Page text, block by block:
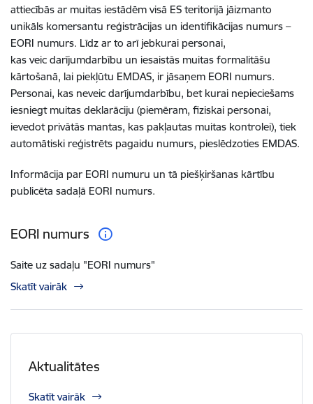
attiecībās ar muitas iestādēm visā ES teritorijā jāizmanto
unikāls komersantu reģistrācijas un identifikācijas numurs –
EORI numurs. Līdz ar to arī jebkurai personai,
kas veic darījumdarbību un iesaistās muitas formalitāšu
kārtošanā, lai piekļūtu EMDAS, ir jāsaņem EORI numurs.
Personai, kas neveic darījumdarbību, bet kurai nepieciešams
iesniegt muitas deklarāciju (piemēram, fiziskai personai,
ievedot privātās mantas, kas pakļautas muitas kontrolei), tiek
automātiski reģistrēts pagaidu numurs, pieslēdzoties EMDAS.
Informācija par EORI numuru un tā piešķiršanas kārtību
publicēta sadaļā EORI numurs.
EORI numurs
Saite uz sadaļu "EORI numurs"
Skatīt vairāk
Aktualitātes
Skatīt vairāk